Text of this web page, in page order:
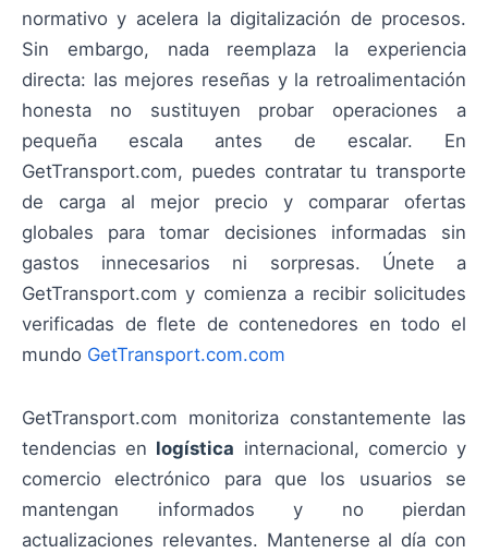
normativo y acelera la digitalización de procesos.
Sin embargo, nada reemplaza la experiencia
directa: las mejores reseñas y la retroalimentación
honesta no sustituyen probar operaciones a
pequeña escala antes de escalar. En
GetTransport.com, puedes contratar tu transporte
de carga al mejor precio y comparar ofertas
globales para tomar decisiones informadas sin
gastos innecesarios ni sorpresas. Únete a
GetTransport.com y comienza a recibir solicitudes
verificadas de flete de contenedores en todo el
mundo GetTransport.com.com
GetTransport.com monitoriza constantemente las
tendencias en logística internacional, comercio y
comercio electrónico para que los usuarios se
mantengan informados y no pierdan
actualizaciones relevantes. Mantenerse al día con